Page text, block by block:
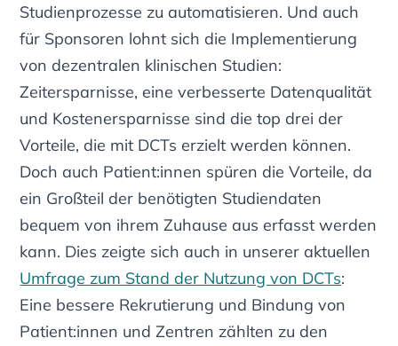
Studienprozesse zu automatisieren. Und auch
für Sponsoren lohnt sich die Implementierung
von dezentralen klinischen Studien:
Zeitersparnisse, eine verbesserte Datenqualität
und Kostenersparnisse sind die top drei der
Vorteile, die mit DCTs erzielt werden können.
Doch auch Patient:innen spüren die Vorteile, da
ein Großteil der benötigten Studiendaten
bequem von ihrem Zuhause aus erfasst werden
kann. Dies zeigte sich auch in unserer aktuellen
Umfrage zum Stand der Nutzung von DCTs:
Eine bessere Rekrutierung und Bindung von
Patient:innen und Zentren zählten zu den